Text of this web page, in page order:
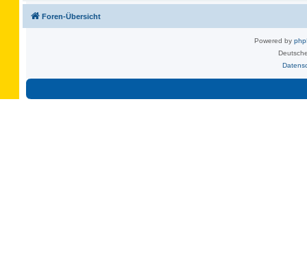
Foren-Übersicht
Powered by